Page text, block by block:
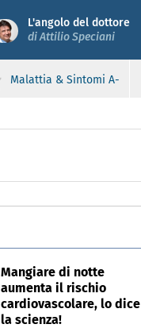
L'angolo del dottore
di Attilio Speciani
Malattia & Sintomi A-
Mangiare di notte
aumenta il rischio
cardiovascolare, lo dice
la scienza!